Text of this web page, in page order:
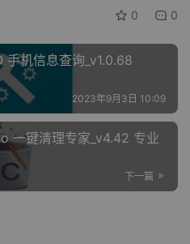
0 0
机信息查询_v1.0.68
2023年9月3日 10:09
一键清理专家_v4.42 专业
下一篇